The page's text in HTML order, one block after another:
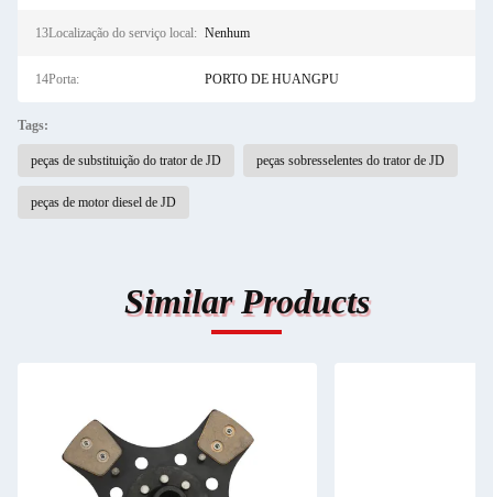
13Localização do serviço local: Nenhum
14Porta: PORTO DE HUANGPU
Tags:
peças de substituição do trator de JD peças sobresselentes do trator de JD
peças de motor diesel de JD
Similar Products